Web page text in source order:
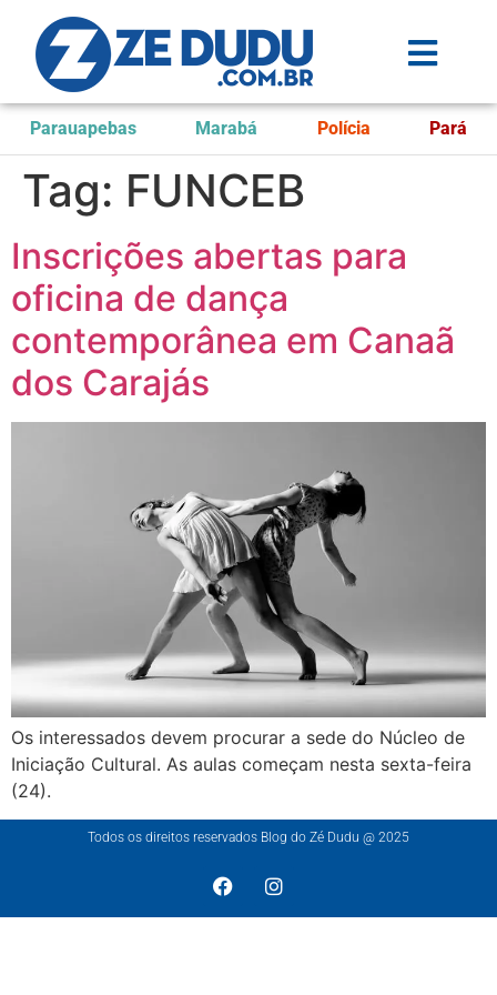
Parauapebas Marabá Polícia Pará
Tag: FUNCEB
Inscrições abertas para
oficina de dança
contemporânea em Canaã
dos Carajás
Os interessados devem procurar a sede do Núcleo de
Iniciação Cultural. As aulas começam nesta sexta-feira
(24).
Todos os direitos reservados Blog do Zé Dudu @ 2025